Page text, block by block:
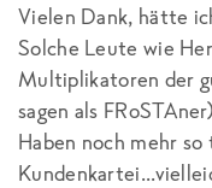
Vielen Dank, hätte
Solche Leute wie
Multiplikatoren der
sagen als
Haben noch mehr